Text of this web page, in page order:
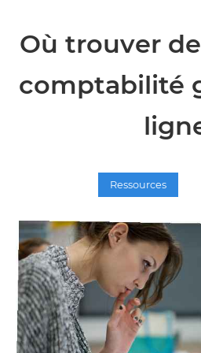
Où trouver
comptabilité
Ressources